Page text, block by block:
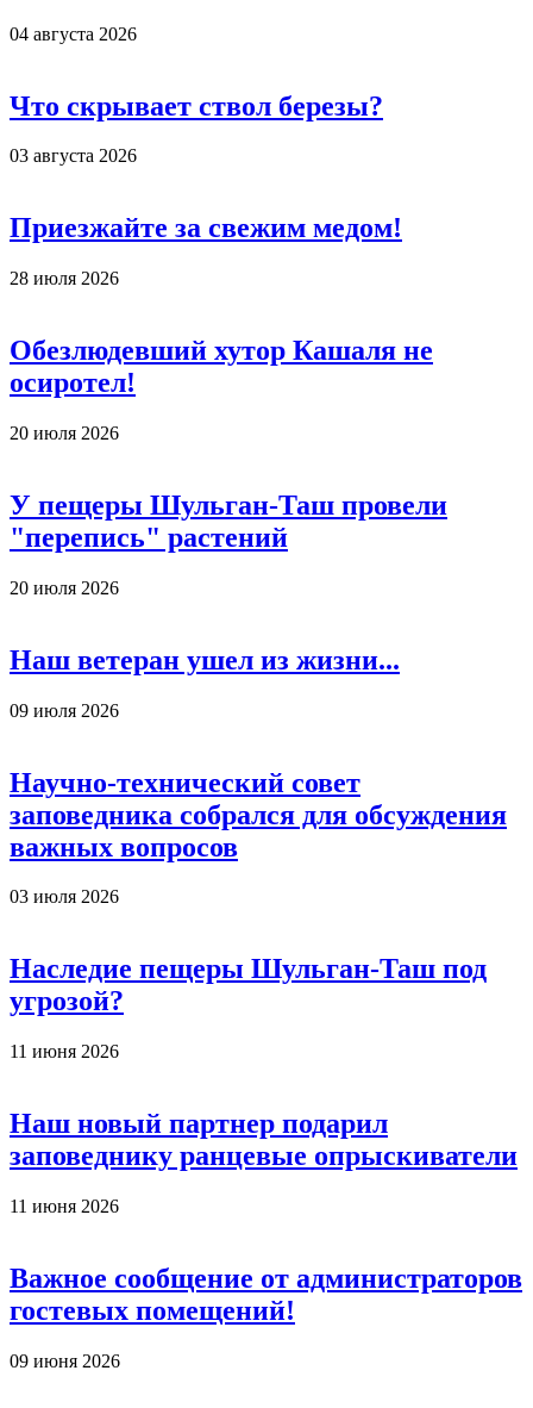
04 августа 2026
Что скрывает ствол березы?
03 августа 2026
Приезжайте за свежим медом!
28 июля 2026
Обезлюдевший хутор Кашаля не
осиротел!
20 июля 2026
У пещеры Шульган-Таш провели
"перепись" растений
20 июля 2026
Наш ветеран ушел из жизни...
09 июля 2026
Научно-технический совет
заповедника собрался для обсуждения
важных вопросов
03 июля 2026
Наследие пещеры Шульган-Таш под
угрозой?
11 июня 2026
Наш новый партнер подарил
заповеднику ранцевые опрыскиватели
11 июня 2026
Важное сообщение от администраторов
гостевых помещений!
09 июня 2026